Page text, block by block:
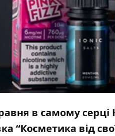
в самому
“Косметика від